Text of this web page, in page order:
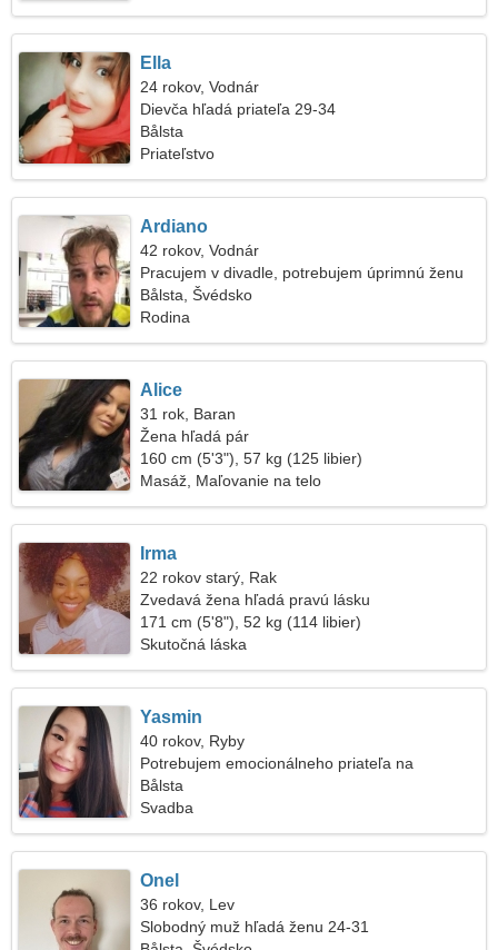
Ella
24 rokov, Vodnár
Dievča hľadá priateľa 29-34
Bålsta
Priateľstvo
Ardiano
42 rokov, Vodnár
Pracujem v divadle, potrebujem úprimnú ženu
Bålsta, Švédsko
Rodina
Alice
31 rok, Baran
Žena hľadá pár
160 cm (5'3"), 57 kg (125 libier)
Masáž, Maľovanie na telo
Irma
22 rokov starý, Rak
Zvedavá žena hľadá pravú lásku
171 cm (5'8"), 52 kg (114 libier)
Skutočná láska
Yasmin
40 rokov, Ryby
Potrebujem emocionálneho priateľa na
kempovanie
Bålsta
Svadba
Onel
36 rokov, Lev
Slobodný muž hľadá ženu 24-31